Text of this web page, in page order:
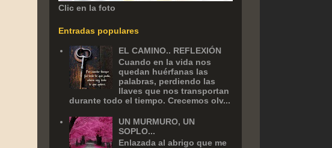
Clic en la foto
Entradas populares
EL CAMINO.. REFLEXIÓN
Cuando en la vida nos
quedan huérfanas las
palabras, perdiendo las
llaves que nos transportan
durante todo el tiempo. Crecemos olv...
UN MURMURO, UN
SOPLO...
Enlazada al abrigo que me